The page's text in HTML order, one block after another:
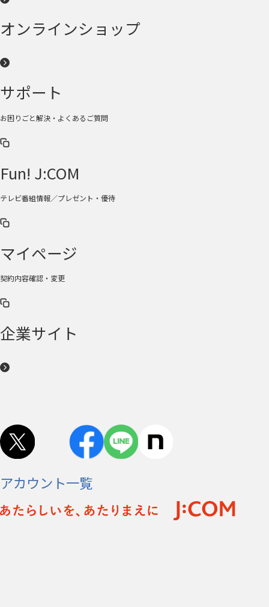
オンラインショップ
サポート
お困りごと解決・よくあるご質問
Fun! J:COM
テレビ番組情報／プレゼント・優待
マイページ
契約内容確認・変更
企業サイト
アカウント一覧